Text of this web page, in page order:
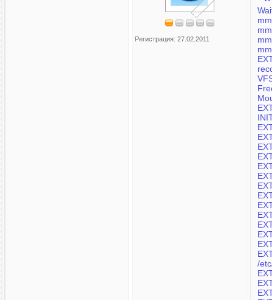
Регистрация: 27.02.2011
/